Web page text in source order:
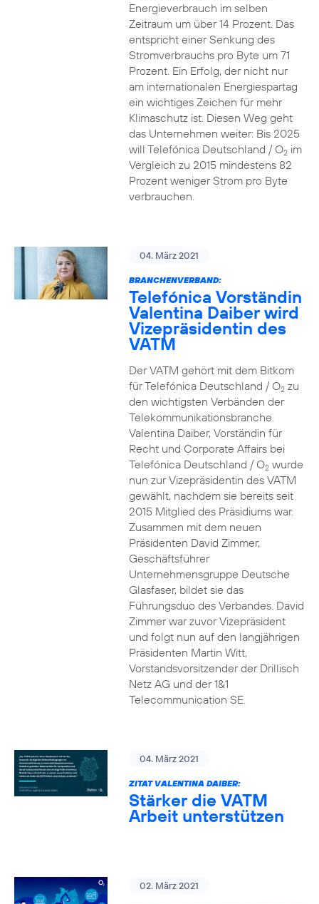
Energieverbrauch im selben
Zeitraum um über 14 Prozent. Das
entspricht einer Senkung des
Stromverbrauchs pro Byte um 71
Prozent. Ein Erfolg, der nicht nur
am internationalen Energiespartag
ein wichtiges Zeichen für mehr
Klimaschutz ist. Diesen Weg geht
das Unternehmen weiter: Bis 2025
will Telefónica Deutschland / O2im
Vergleich zu 2015 mindestens 82
Prozent weniger Strom pro Byte
verbrauchen.
04. März 2021
BRANCHENVERBAND:
Telefónica Vorständin
Valentina Daiber wird
Vizepräsidentin des
VATM
Der VATM gehört mit dem Bitkom
für Telefónica Deutschland / O2zu
den wichtigsten Verbänden der
Telekommunikationsbranche.
Valentina Daiber, Vorständin für
Recht und Corporate Affairs bei
Telefónica Deutschland / O2wurde
nun zur Vizepräsidentin des VATM
gewählt, nachdem sie bereits seit
2015 Mitglied des Präsidiums war.
Zusammen mit dem neuen
Präsidenten David Zimmer,
Geschäftsführer
Unternehmensgruppe Deutsche
Glasfaser, bildet sie das
Führungsduo des Verbandes. David
Zimmer war zuvor Vizepräsident
und folgt nun auf den langjährigen
Präsidenten Martin Witt,
Vorstandsvorsitzender der Drillisch
Netz AG und der 1&1
Telecommunication SE.
04. März 2021
ZITAT VALENTINA DAIBER:
Stärker die VATM
Arbeit unterstützen
02. März 2021